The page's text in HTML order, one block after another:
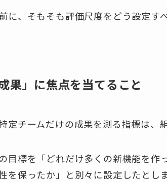
に、そもそも評価尺度をどう設定す
果」に焦点を当てること
定チームだけの成果を測る指標は、
目標を「どれだけ多くの新機能を作
を保ったか」と別々に設定したとしま